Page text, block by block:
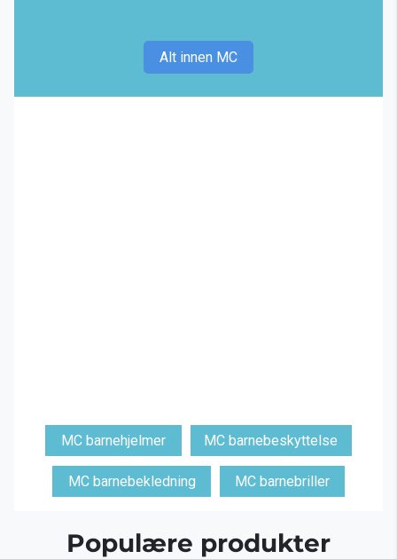
Alt innen MC
MC barnehjelmer MC barnebeskyttelse
MC barnebekledning MC barnebriller
Populære produkter